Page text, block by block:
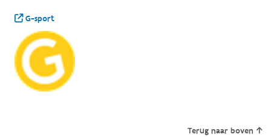
G-sport
Terug naar boven